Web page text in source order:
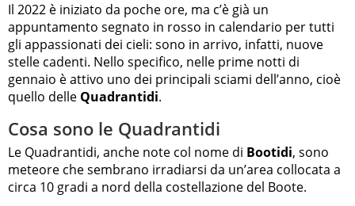
Il 2022 è iniziato da poche ore, ma c’è già un
appuntamento segnato in rosso in calendario per tutti
gli appassionati dei cieli: sono in arrivo, infatti, nuove
stelle cadenti. Nello specifico, nelle prime notti di
gennaio è attivo uno dei principali sciami dell’anno, cioè
quello delle Quadrantidi.
Cosa sono le Quadrantidi
Le Quadrantidi, anche note col nome di Bootidi, sono
meteore che sembrano irradiarsi da un’area collocata a
circa 10 gradi a nord della costellazione del Boote.